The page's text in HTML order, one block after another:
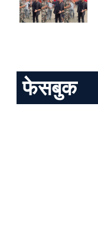
फेसबुक